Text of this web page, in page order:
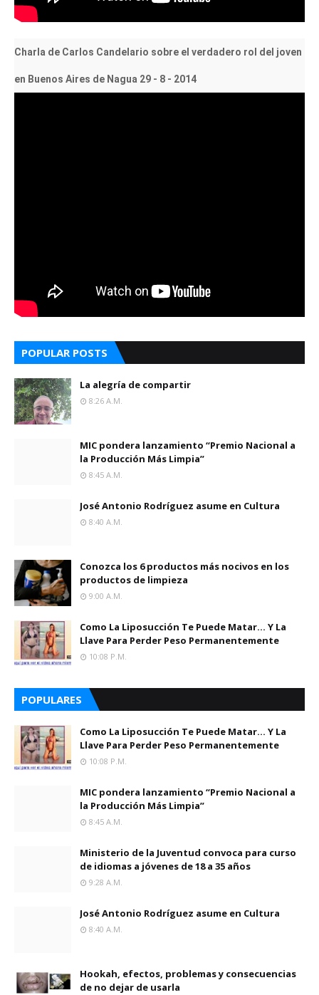
Charla de Carlos Candelario sobre el verdadero rol del joven
en Buenos Aires de Nagua 29 - 8 - 2014
POPULAR POSTS
La alegría de compartir
8:26 A.m.
MIC pondera lanzamiento “Premio Nacional a
la Producción Más Limpia”
8:45 A.m.
José Antonio Rodríguez asume en Cultura
8:40 A.m.
Conozca los 6 productos más nocivos en los
productos de limpieza
9:00 A.m.
Como La Liposucción Te Puede Matar… Y La
Llave Para Perder Peso Permanentemente
10:08 P.m.
POPULARES
Como La Liposucción Te Puede Matar… Y La
Llave Para Perder Peso Permanentemente
10:08 P.m.
MIC pondera lanzamiento “Premio Nacional a
la Producción Más Limpia”
8:45 A.m.
Ministerio de la Juventud convoca para curso
de idiomas a jóvenes de 18 a 35 años
9:28 A.m.
José Antonio Rodríguez asume en Cultura
8:40 A.m.
Hookah, efectos, problemas y consecuencias
de no dejar de usarla